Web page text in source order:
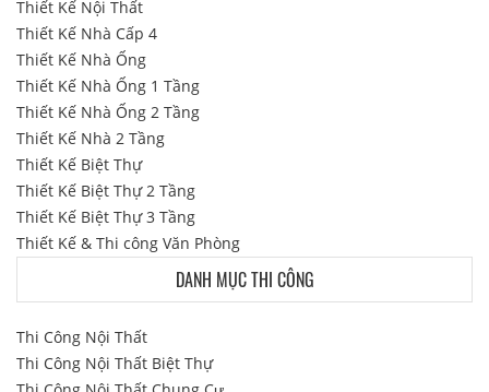
Thiết Kế Nội Thất
Thiết Kế Nhà Cấp 4
Thiết Kế Nhà Ống
Thiết Kế Nhà Ống 1 Tầng
Thiết Kế Nhà Ống 2 Tầng
Thiết Kế Nhà 2 Tầng
Thiết Kế Biệt Thự
Thiết Kế Biệt Thự 2 Tầng
Thiết Kế Biệt Thự 3 Tầng
Thiết Kế & Thi công Văn Phòng
DANH MỤC THI CÔNG
Thi Công Nội Thất
Thi Công Nội Thất Biệt Thự